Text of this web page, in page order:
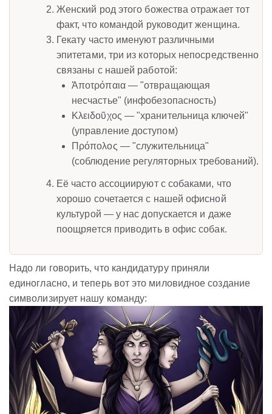
Женский род этого божества отражает тот
факт, что командой руководит женщина.
Гекату часто именуют различными
эпитетами, три из которых непосредственно
связаны с нашей работой:
Ἀποτρόπαια — "отвращающая
несчастье" (инфобезопасность)
Κλειδοῦχος — "хранительница ключей"
(управление доступом)
Πρόπολος — "служительница"
(соблюдение регуляторных требований).
Её часто ассоциируют с собаками, что
хорошо сочетается с нашей офисной
культурой — у нас допускается и даже
поощряется приводить в офис собак.
Надо ли говорить, что кандидатуру приняли
единогласно, и теперь вот это миловидное создание
символизирует нашу команду: